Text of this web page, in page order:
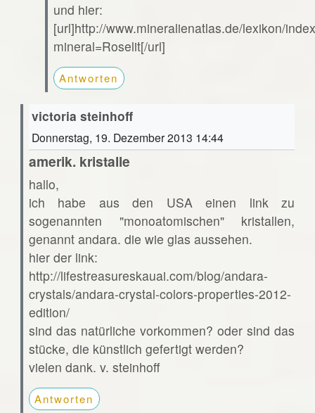
und hier:
[url]http://www.mineralienatlas.de/lexikon/
mineral=Roselit[/url]
Antworten
victoria steinhoff
Donnerstag, 19. Dezember 2013 14:44
amerik. kristalle
hallo,
ich habe aus den USA einen link zu
sogenannten "monoatomischen" kristallen,
genannt andara. die wie glas aussehen.
hier der link:
http://lifestreasureskauai.com/blog/andara-
crystals/andara-crystal-colors-properties-2012-
edition/
sind das natürliche vorkommen? oder sind das
stücke, die künstlich gefertigt werden?
vielen dank. v. steinhoff
Antworten